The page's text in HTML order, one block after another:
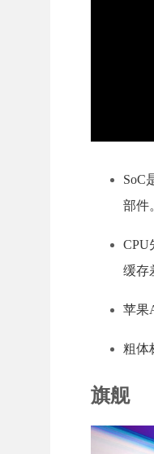
SoC
部件
CPU
缓存
苹果
粗体
旗舰